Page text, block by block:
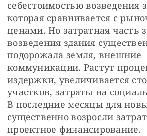
себестоимостью возведения
которая сравнивается с
ценами. Но затратная часть
возведения здания
подорожала земля, внешние
коммуникации. Растут
издержки, увеличивается
участков, затраты на
В последние месяцы для
существенно возросли
проектное финансирование.